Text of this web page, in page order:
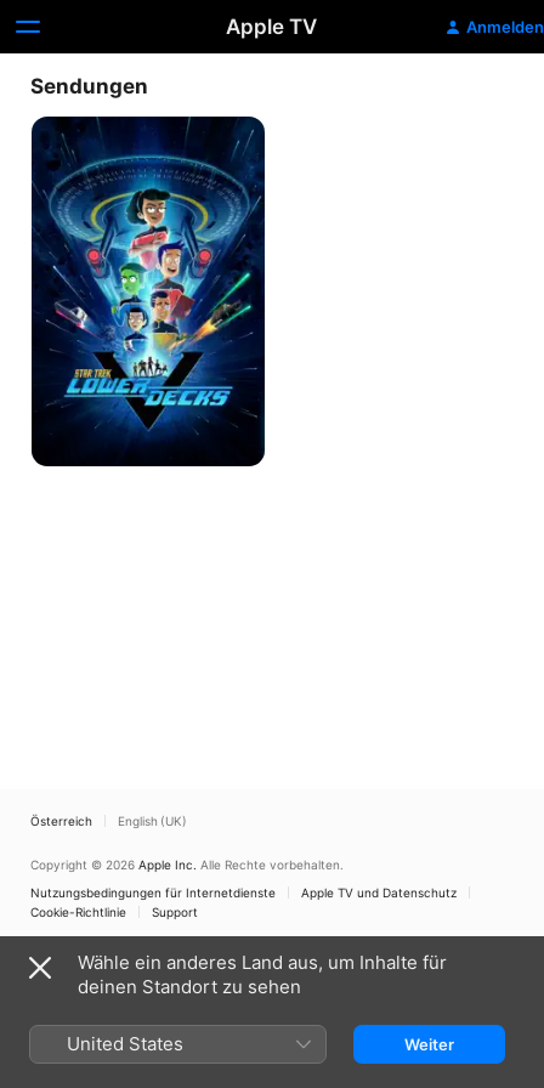
Apple TV Anmelden
Sendungen
Star
Trek:
Lower
Decks
Österreich English (UK)
Copyright © 2026 Apple Inc. Alle Rechte vorbehalten.
Nutzungsbedingungen für Internetdienste
Apple TV und Datenschutz
Cookie-Richtlinie
Support
Wähle ein anderes Land aus, um Inhalte für
deinen Standort zu sehen
United States Weiter